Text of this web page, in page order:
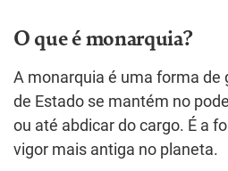
O que é monarquia?
A monarquia é uma forma de
de Estado se mantém no
ou até abdicar do cargo. É a
vigor mais antiga no planeta.